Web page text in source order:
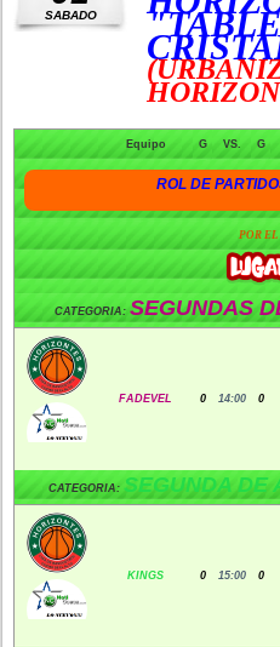
SABADO
Equipo G VS. G
ROL DE
POR EL
CATEGORIA: SEGUNDAS
FADEVEL 0 14:00 0
CATEGORIA:SEGUNDA DE
KINGS 0 15:00 0